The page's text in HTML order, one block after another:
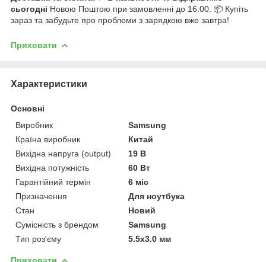
сьогодні Новою Поштою при замовленні до 16:00. 📦 Купіть
зараз та забудьте про проблеми з зарядкою вже завтра!
Приховати
Характеристики
Основні
Виробник
Samsung
Країна виробник
Китай
Вихідна напруга (output)
19 В
Вихідна потужність
60 Вт
Гарантійний термін
6 міс
Призначення
Для ноутбука
Стан
Новий
Сумісність з брендом
Samsung
Тип роз'єму
5.5x3.0 мм
Приховати